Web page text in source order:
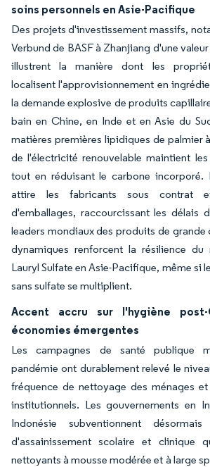
soins personnels en Asie-Pacifique
Des projets d'investissement massifs,
Verbund de BASF à Zhanjiang d'une
illustrent la manière dont les
localisent l'approvisionnement en
la demande explosive de produits
bain en Chine, en Inde et en Asie du
matières premières lipidiques de palmier
de l'électricité renouvelable maintient
tout en réduisant le carbone incorporé.
attire les fabricants sous contrat
d'emballages, raccourcissant les délais
leaders mondiaux des produits de
dynamiques renforcent la résilience du
Lauryl Sulfate en Asie-Pacifique, même si
sans sulfate se multiplient.
Accent accru sur l'hygiène post-
économies émergentes
Les campagnes de santé publique
pandémie ont durablement relevé le
fréquence de nettoyage des ménages
institutionnels. Les gouvernements en
Indonésie subventionnent
d'assainissement scolaire et clinique
nettoyants à mousse modérée et à large